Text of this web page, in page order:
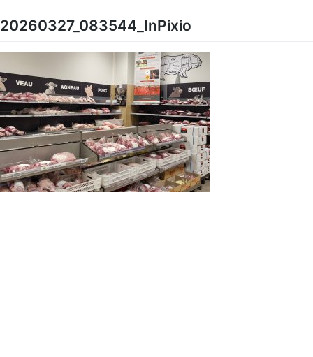
content
20260327_083544_InPixio